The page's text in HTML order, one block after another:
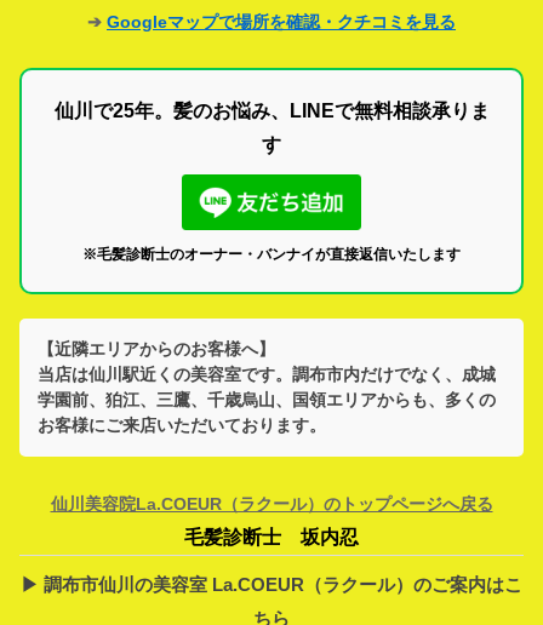
➔ Googleマップで場所を確認・クチコミを見る
仙川で25年。髪のお悩み、LINEで無料相談承りま
す
※毛髪診断士のオーナー・バンナイが直接返信いたします
【近隣エリアからのお客様へ】
当店は仙川駅近くの美容室です。 調布市内だけでなく、 成城
学園前、狛江、三鷹、千歳烏山、国領エリアからも、多くの
お客様にご来店いただいております。
仙川美容院La.COEUR（ラクール）のトップページへ戻る
毛髪診断士 坂内忍
▶︎ 調布市仙川の美容室 La.COEUR（ラクール）のご案内はこ
ちら